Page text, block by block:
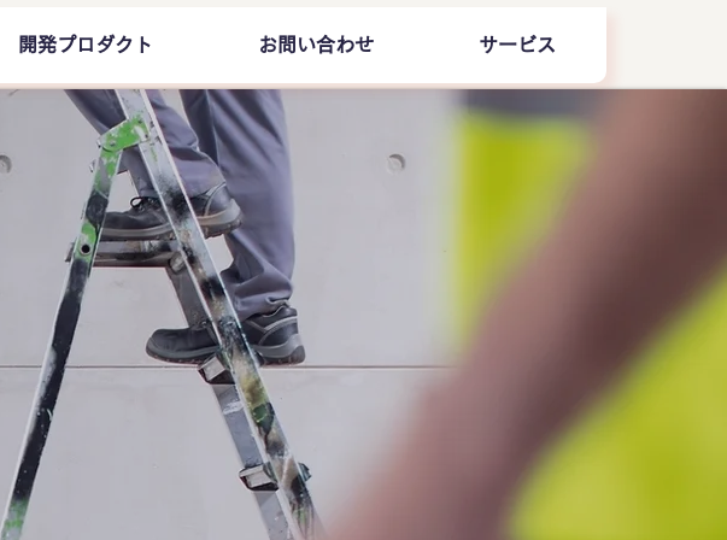
開発プロダクト お問い合わせ サービス